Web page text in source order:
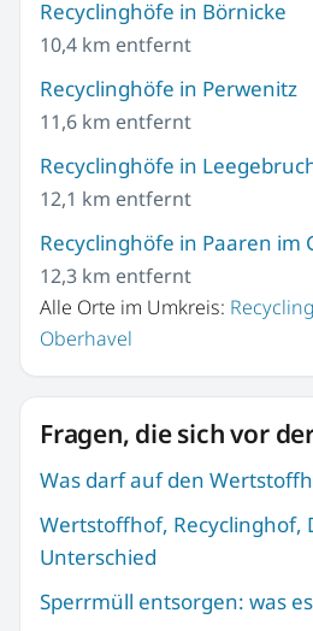
Recyclinghöfe in Börnicke
10,4 km entfernt
Recyclinghöfe in Perwenitz
11,6 km entfernt
Recyclinghöfe in
12,1 km entfernt
Recyclinghöfe in Paaren im
12,3 km entfernt
Alle Orte im Umkreis:
Oberhavel
Fragen, die sich vor
Was darf auf den
Wertstoffhof, Recyclinghof,
Unterschied
Sperrmüll entsorgen: was